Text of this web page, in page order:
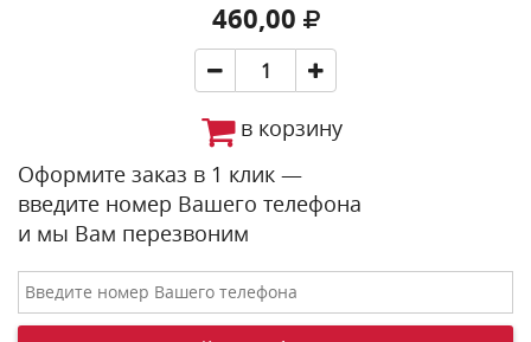
460,00
в корзину
Оформите заказ в 1 клик —
введите номер Вашего телефона
и мы Вам перезвоним